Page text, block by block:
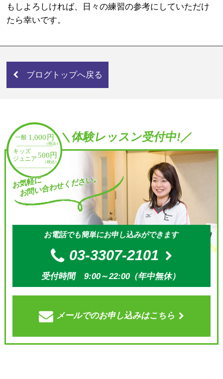
もしよろしければ、日々の練習の参考にしていただけ
たら幸いです。
ブログトップへ戻る
＼体験レッスン受付中!／
お気軽に
お問い合わせください。
お電話でも簡単にお申し込みができます
03-3307-2101
受付時間 9:00～22:00（年中無休）
メールでのお申し込みはこちら